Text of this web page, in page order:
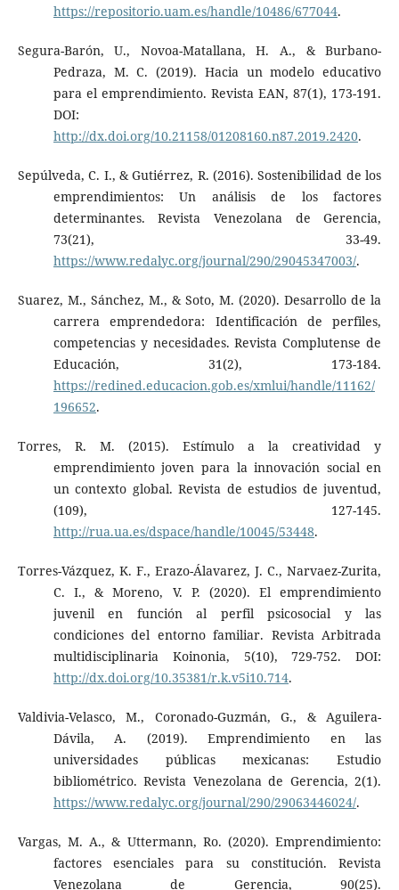
https://repositorio.uam.es/handle/10486/677044.
Segura-Barón, U., Novoa-Matallana, H. A., & Burbano-
Pedraza, M. C. (2019). Hacia un modelo educativo
para el emprendimiento. Revista EAN, 87(1), 173-191.
DOI:
http://dx.doi.org/10.21158/01208160.n87.2019.2420.
Sepúlveda, C. I., & Gutiérrez, R. (2016). Sostenibilidad de los
emprendimientos: Un análisis de los factores
determinantes. Revista Venezolana de Gerencia,
73(21), 33-49.
https://www.redalyc.org/journal/290/29045347003/.
Suarez, M., Sánchez, M., & Soto, M. (2020). Desarrollo de la
carrera emprendedora: Identificación de perfiles,
competencias y necesidades. Revista Complutense de
Educación, 31(2), 173-184.
https://redined.educacion.gob.es/xmlui/handle/11162/
196652.
Torres, R. M. (2015). Estímulo a la creatividad y
emprendimiento joven para la innovación social en
un contexto global. Revista de estudios de juventud,
(109), 127-145.
http://rua.ua.es/dspace/handle/10045/53448.
Torres-Vázquez, K. F., Erazo-Álavarez, J. C., Narvaez-Zurita,
C. I., & Moreno, V. P. (2020). El emprendimiento
juvenil en función al perfil psicosocial y las
condiciones del entorno familiar. Revista Arbitrada
multidisciplinaria Koinonia, 5(10), 729-752. DOI:
http://dx.doi.org/10.35381/r.k.v5i10.714.
Valdivia-Velasco, M., Coronado-Guzmán, G., & Aguilera-
Dávila, A. (2019). Emprendimiento en las
universidades públicas mexicanas: Estudio
bibliométrico. Revista Venezolana de Gerencia, 2(1).
https://www.redalyc.org/journal/290/29063446024/.
Vargas, M. A., & Uttermann, Ro. (2020). Emprendimiento:
factores esenciales para su constitución. Revista
Venezolana de Gerencia, 90(25).